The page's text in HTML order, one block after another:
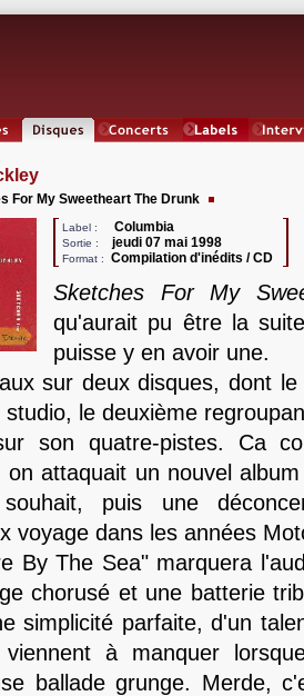
For My Sweetheart The Drunk
Label : Columbia
Sortie : jeudi 07 mai 1998
Format : Compilation d'inédits / CD
Sketches For My
qu'aurait pu être la
puisse y en avoir une.
sur deux disques, dont
le deuxième
son quatre-pistes. Ca
on attaquait un nouvel
puis une
voyage dans les années
By The Sea" marquera
chorusé et une batterie
simplicité parfaite, d'un
viennent à manquer
ballade grunge. Merde,